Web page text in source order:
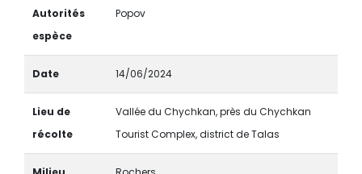
Autorités
espèce
Popov
Date 14/06/2024
Lieu de
récolte
Vallée du Chychkan, près du Chychkan
Tourist Complex, district de Talas